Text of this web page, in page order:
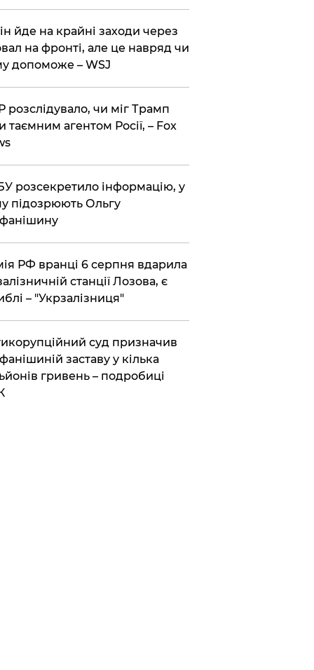
йде на крайні заходи через
на фронті, але це навряд чи
допоможе – WSJ
розслідувало, чи міг Трамп
таємним агентом Росії, – Fox
розсекретило інформацію, у
підозрюють Ольгу
РФ вранці 6 серпня вдарила
станції Лозова, є
– "Укрзалізниця"
суд призначив
заставу у кілька
гривень – подробиці